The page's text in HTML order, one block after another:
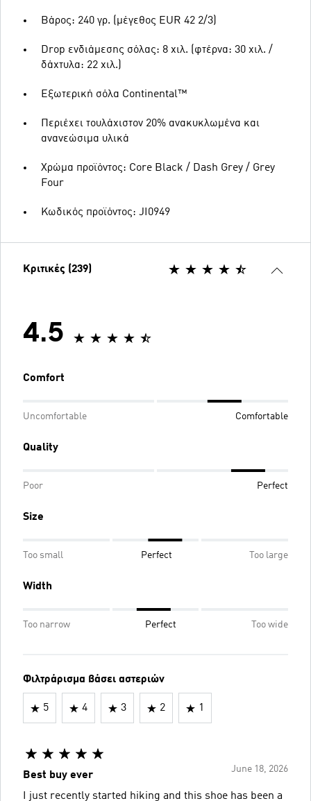
Βάρος: 240 γρ. (μέγεθος EUR 42 2/3)
Drop ενδιάμεσης σόλας: 8 χιλ. (φτέρνα: 30 χιλ. /
δάχτυλα: 22 χιλ.)
Εξωτερική σόλα Continental™
Περιέχει τουλάχιστον 20% ανακυκλωμένα και
ανανεώσιμα υλικά
Χρώμα προϊόντος: Core Black / Dash Grey / Grey
Four
Κωδικός προϊόντος: JI0949
Κριτικές (239)
4.5
Comfort
Uncomfortable Comfortable
Quality
Poor Perfect
Size
Too small Perfect Too large
Width
Too narrow Perfect Too wide
Φιλτράρισμα βάσει αστεριών
5 4 3 2 1
June 18, 2026
Best buy ever
I just recently started hiking and this shoe has been a